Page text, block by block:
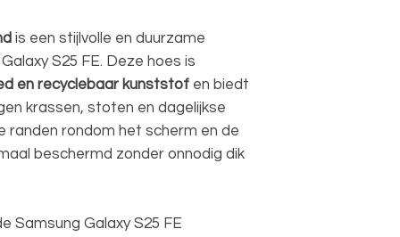
is een stijlvolle en duurzame
S25 FE. Deze hoes is
en recyclebaar kunststof en biedt
krassen, stoten en dagelijkse
randen rondom het scherm en de
beschermd zonder onnodig dik
Samsung Galaxy S25 FE